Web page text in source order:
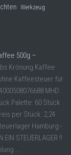
Werkzeug
500g –
Krönung Kaffee
Kaffeesteuer für
MHD:
Palette: 60 Stück
per Stück: 2,24
Hamburg -
STEUERLAGER !!
...